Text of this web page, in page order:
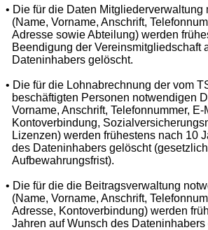
• Die für die Daten Mitgliederverwaltung
(Name, Vorname, Anschrift,
Adresse sowie Abteilung) werden
Beendigung der Vereinsmitgliedschaft
Dateninhabers gelöscht.
• Die für die Lohnabrechnung der vom
beschäftigten Personen notwendigen
Vorname, Anschrift, Telefonnummer,
Kontoverbindung,
Lizenzen) werden frühestens nach 10
des Dateninhabers gelöscht
Aufbewahrungsfrist).
• Die für die die Beitragsverwaltung
(Name, Vorname, Anschrift,
Adresse, Kontoverbindung) werden
Jahren auf Wunsch des Dateninhabers